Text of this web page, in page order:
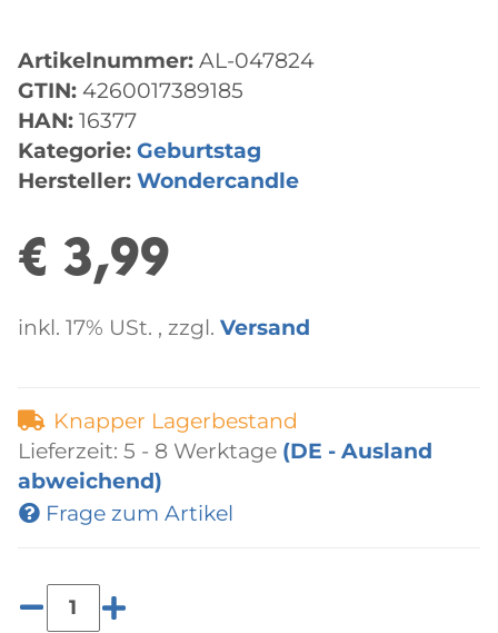
Artikelnummer: AL-047824
GTIN: 4260017389185
HAN: 16377
Kategorie: Geburtstag
Hersteller: Wondercandle
€ 3,99
inkl. 17% USt. , zzgl. Versand
Knapper Lagerbestand
Lieferzeit: 5 - 8 Werktage (DE - Ausland
abweichend)
Frage zum Artikel